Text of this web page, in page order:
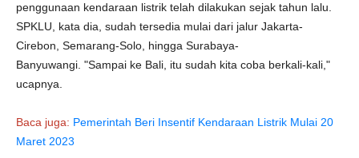
penggunaan kendaraan listrik telah dilakukan sejak tahun lalu.
SPKLU, kata dia, sudah tersedia mulai dari jalur Jakarta-
Cirebon, Semarang-Solo, hingga Surabaya-
Banyuwangi. "Sampai ke Bali, itu sudah kita coba berkali-kali,"
ucapnya.
Baca juga: Pemerintah Beri Insentif Kendaraan Listrik Mulai 20
Maret 2023